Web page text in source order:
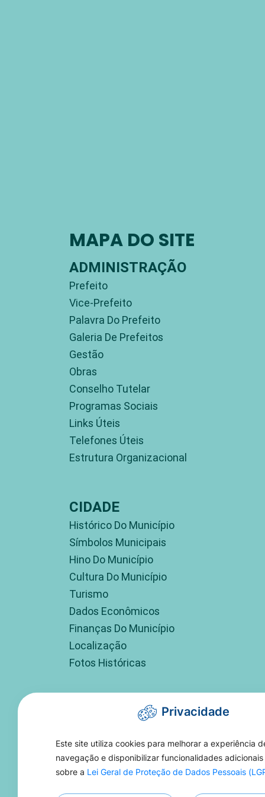
MAPA DO SITE
ADMINISTRAÇÃO
Prefeito
Vice-Prefeito
Palavra Do Prefeito
Galeria De Prefeitos
Gestão
Obras
Conselho Tutelar
Programas Sociais
Links Úteis
Telefones Úteis
Estrutura Organizacional
CIDADE
Histórico Do Município
Símbolos Municipais
Hino Do Município
Cultura Do Município
Turismo
Dados Econômicos
Finanças Do Município
Localização
Fotos Históricas
Privacidade
Este site utiliza cookies para melhorar a experiência
navegação e disponibilizar funcionalidades adicionais
sobre a Lei Geral de Proteção de Dados Pessoais